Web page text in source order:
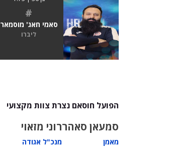
#
סאמי חאג' מוסמאר
ליברו
הפועל חוסאם נצרת צוות מקצועי
סמעאן סאהר
מאמן
רוני מזאוי
מנכ"ל אגודה